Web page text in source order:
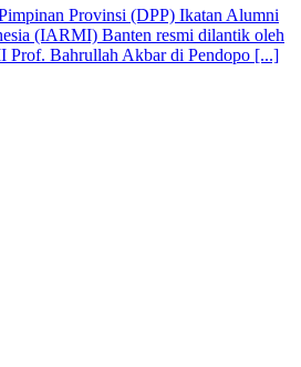
Provinsi (DPP) Ikatan Alumni
(IARMI) Banten resmi dilantik oleh
Bahrullah Akbar di Pendopo [...]